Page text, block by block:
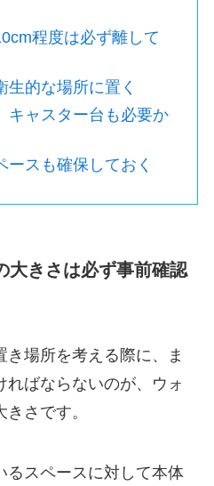
程度は必ず離して
生的な場所に置く
キャスター台も必要か
ースも確保しておく
大きさは必ず事前確認
き場所を考える際に、ま
ばならないのが、ウォ
さです。
るスペースに対して本体